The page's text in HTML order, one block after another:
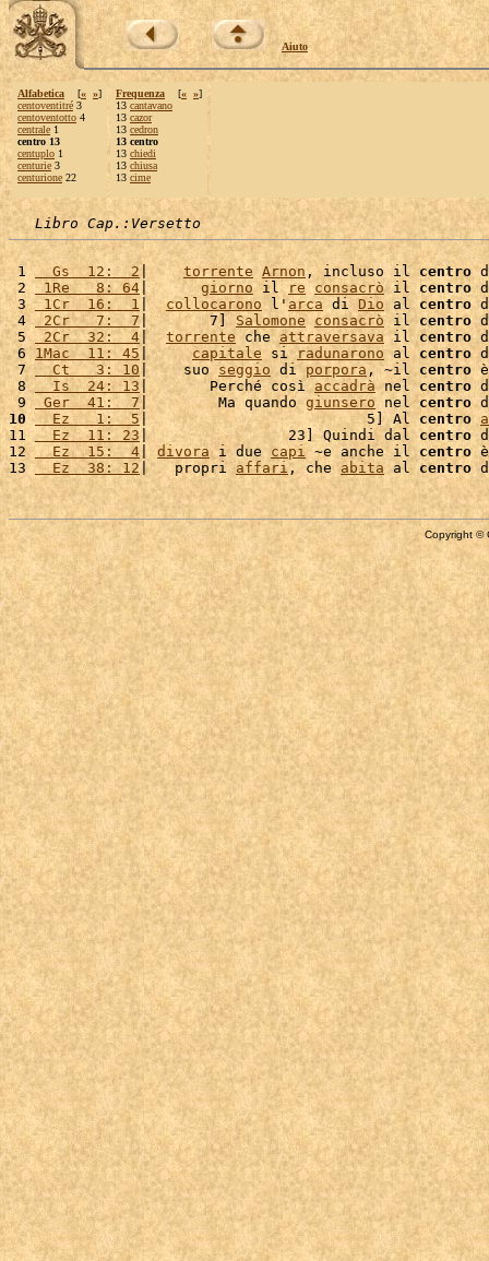
Aiuto
Alfabetica [« »]
centoventitré 3
centoventotto 4
centrale 1
centro 13
centuplo 1
centurie 3
centurione 22
Frequenza [« »]
13 cantavano
13 cazor
13 cedron
13 centro
13 chiedi
13 chiusa
13 cime
Libro Cap.:Versetto
1
  Gs  12:  2
| torrente Arnon , incluso il centro
2 1Re   8: 64 | giorno il re consacrò il centro
3 1Cr  16:  1 | collocarono l'arca di Dio al centro
4
2Cr   7:  7|       7] Salomone consacrò il centro
5 2Cr  32:  4 | torrente che attraversava il centro
6 1Mac  11: 45 | capitale si radunarono al centro
7
  Ct   3: 10
|    suo seggio di porpora, ~il centro
8
  Is  24: 13
|       Perché così accadrà nel centro
9 Ger  41:  7|        Ma quando giunsero nel centro
10
  Ez   1:  5
|                         5] Al centro
11
  Ez  11: 23
|                23] Quindi dal centro
12
  Ez  15:  4
| divora i due capi ~e anche il centro
13
  Ez  38: 12
|   propri affari , che abita al centro
Copyright ©